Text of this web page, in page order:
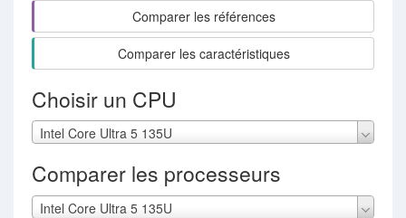
Comparer les références
Comparer les caractéristiques
Choisir un CPU
Intel Core Ultra 5 135U
Comparer les processeurs
Intel Core Ultra 5 135U